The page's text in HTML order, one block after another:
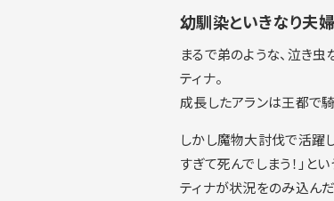
幼馴染といきなり夫
まるで弟のような、泣き
ティナ。
成長したアランは王都で
しかし魔物大討伐で活躍
すぎて死んでしまう！」と
ティナが状況をのみ込ん